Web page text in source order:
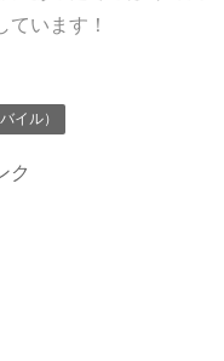
います！
イル）
ク